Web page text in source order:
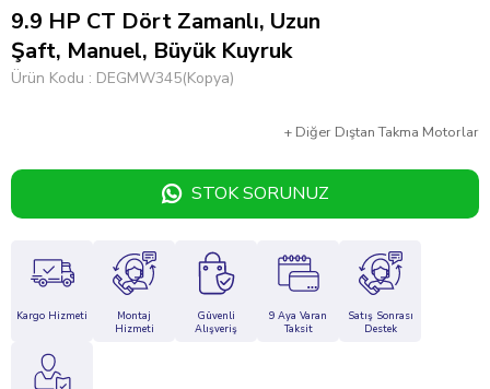
9.9 HP CT Dört Zamanlı, Uzun
Şaft, Manuel, Büyük Kuyruk
Ürün Kodu DEGMW345(Kopya)
+ Diğer Dıştan Takma Motorlar
STOK SORUNUZ
Kargo Hizmeti
Montaj
Hizmeti
Güvenli
Alışveriş
9 Aya Varan
Taksit
Satış Sonrası
Destek